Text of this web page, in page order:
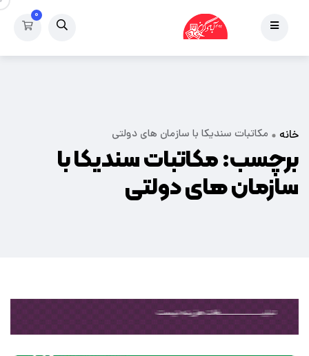
۰
خانه مکاتبات سندیکا با سازمان های دولتی
برچسب:مکاتبات سندیکا با
سازمان های دولتی